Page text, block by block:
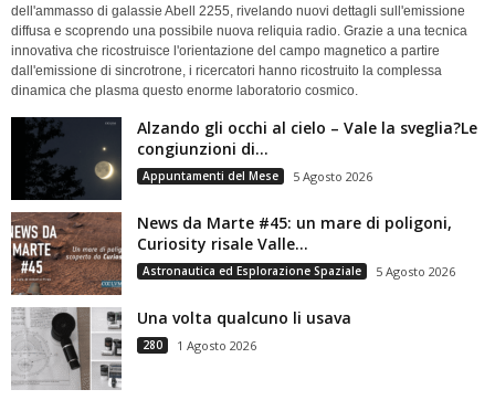
dell'ammasso di galassie Abell 2255, rivelando nuovi dettagli sull'emissione
diffusa e scoprendo una possibile nuova reliquia radio. Grazie a una tecnica
innovativa che ricostruisce l'orientazione del campo magnetico a partire
dall'emissione di sincrotrone, i ricercatori hanno ricostruito la complessa
dinamica che plasma questo enorme laboratorio cosmico.
Alzando gli occhi al cielo – Vale la sveglia?Le
congiunzioni di...
Appuntamenti del Mese 5 Agosto 2026
News da Marte #45: un mare di poligoni,
Curiosity risale Valle...
Astronautica ed Esplorazione Spaziale 5 Agosto 2026
Una volta qualcuno li usava
280 1 Agosto 2026